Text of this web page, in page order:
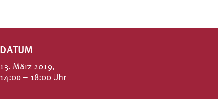
DATUM
13. März 2019,
14:00 – 18:00 Uhr